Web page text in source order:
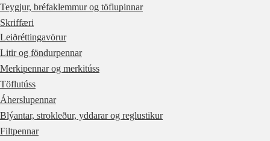
Teygjur, bréfaklemmur og töflupinnar
Skriffæri
Leiðréttingavörur
Litir og föndurpennar
Merkipennar og merkitúss
Töflutúss
Áherslupennar
Blýantar, strokleður, yddarar og reglustikur
Filtpennar